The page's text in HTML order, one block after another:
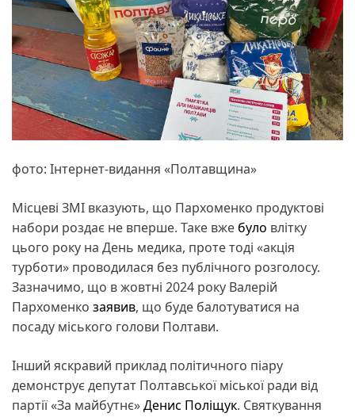
фото: Інтернет-видання «Полтавщина»
Місцеві ЗМІ вказують, що Пархоменко продуктові
набори роздає не вперше. Таке вже було влітку
цього року на День медика, проте тоді «акція
турботи» проводилася без публічного розголосу.
Зазначимо, що в жовтні 2024 року Валерій
Пархоменко заявив, що буде балотуватися на
посаду міського голови Полтави.
Інший яскравий приклад політичного піару
демонструє депутат Полтавської міської ради від
партії «За майбутнє»Денис Поліщук. Святкування